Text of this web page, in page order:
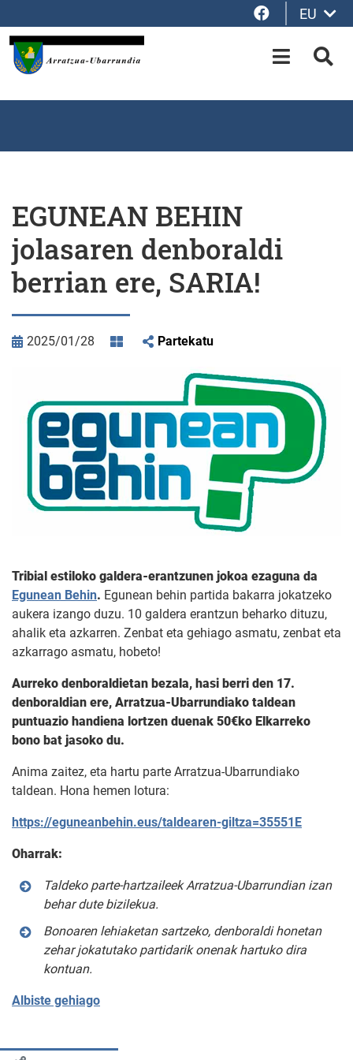
Facebook
EU
OPEN-
EGUNEAN BEHIN
jolasaren denboraldi
berrian ere, SARIA!
2025/01/28 Partekatu
Tribial estiloko galdera-erantzunen jokoa ezaguna da
Egunean Behin. Egunean behin partida bakarra jokatzeko
aukera izango duzu. 10 galdera erantzun beharko dituzu,
ahalik eta azkarren. Zenbat eta gehiago asmatu, zenbat eta
azkarrago asmatu, hobeto!
Aurreko denboraldietan bezala, hasi berri den 17.
denboraldian ere, Arratzua-Ubarrundiako taldean
puntuazio handiena lortzen duenak 50€ko Elkarreko
bono bat jasoko du.
Anima zaitez, eta hartu parte Arratzua-Ubarrundiako
taldean. Hona hemen lotura:
https://eguneanbehin.eus/taldearen-giltza=35551E
Oharrak:
Taldeko parte-hartzaileek Arratzua-Ubarrundian izan
behar dute bizilekua.
Bonoaren lehiaketan sartzeko, denboraldi honetan
zehar jokatutako partidarik onenak hartuko dira
kontuan.
Albiste gehiago